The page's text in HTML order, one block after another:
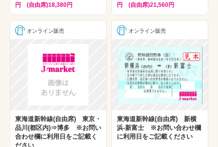
円 (自由席)18,380円
円 (自由席)21,560円
オンライン販売
東海道新幹線(自由席) 東京・
品川(都区内)⇒博多 ※お問い
合わせ欄に利用日をご記載く
ださい
オンライン販売
東海道新幹線(自由席) 新横
浜-新富士 ※お問い合わせ欄
に利用日をご記載ください